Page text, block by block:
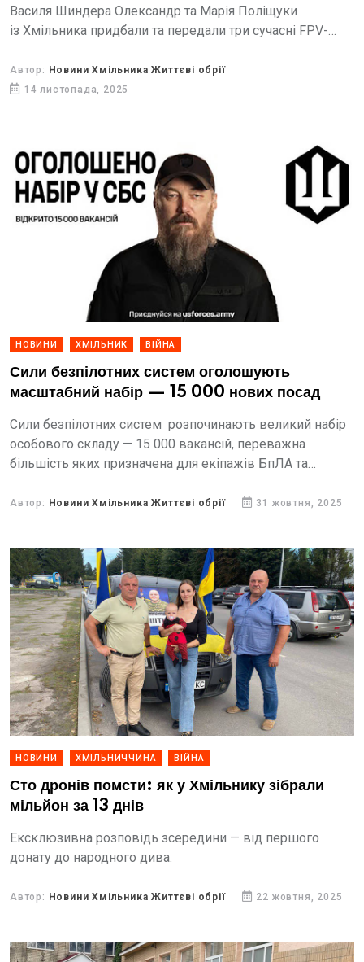
Василя Шиндера Олександр та Марія Поліщуки
із Хмільника придбали та передали три сучасні FPV-
штурмової бригади Десантно-штурмових військ ЗСУ.
Автор: Новини Хмільника Життєві обрії
14 листопада, 2025
НОВИНИ ХМІЛЬНИК ВІЙНА
Сили безпілотних систем оголошують
масштабний набір — 15 000 нових посад
Сили безпілотних систем розпочинають великий набір
особового складу — 15 000 вакансій, переважна
більшість яких призначена для екіпажів БпЛА та
електроніків, програмістів, конструкторів,...
Автор: Новини Хмільника Життєві обрії 31 жовтня, 2025
НОВИНИ ХМІЛЬНИЧЧИНА ВІЙНА
Сто дронів помсти: як у Хмільнику зібрали
мільйон за 13 днів
Ексклюзивна розповідь зсередини — від першого
донату до народного дива.
Автор: Новини Хмільника Життєві обрії 22 жовтня, 2025